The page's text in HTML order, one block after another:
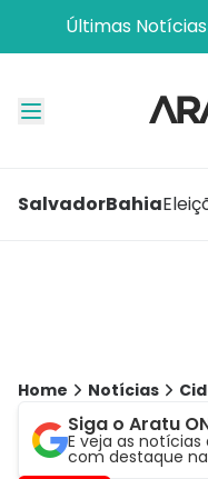
Últimas Notícias
SalvadorBahia
Home Notícias
Siga o Aratu
E veja as notícias
com destaque